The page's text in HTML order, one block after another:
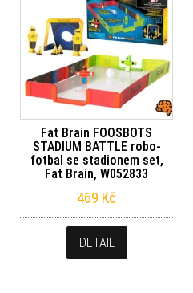
Fat Brain FOOSBOTS
STADIUM BATTLE robo-
fotbal se stadionem set,
Fat Brain, W052833
469 Kč
DETAIL